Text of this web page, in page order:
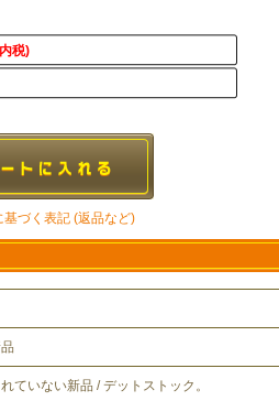
税)
づく表記 (返品など)
ていない新品 / デットストック。